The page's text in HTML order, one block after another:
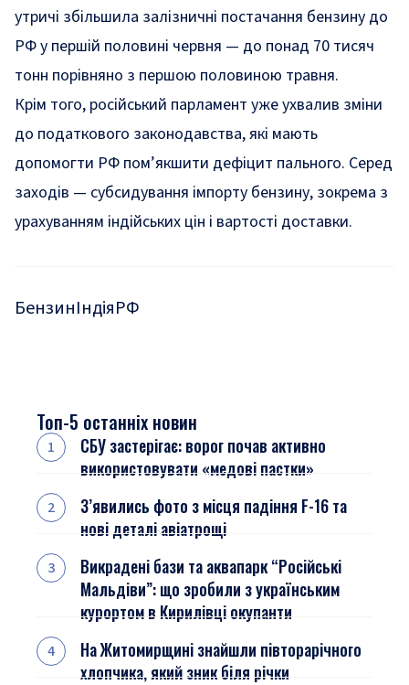
утричі збільшила залізничні постачання бензину до
РФ у першій половині червня — до понад 70 тисяч
тонн порівняно з першою половиною травня.
Крім того, російський парламент уже ухвалив зміни
до податкового законодавства, які мають
допомогти РФ пом’якшити дефіцит пального. Серед
заходів — субсидування імпорту бензину, зокрема з
урахуванням індійських цін і вартості доставки.
БензинІндіяРФ
Топ-5 останніх новин
СБУ застерігає: ворог почав активно
використовувати «медові пастки»
З’явились фото з місця падіння F-16 та
нові деталі авіатрощі
Викрадені бази та аквапарк “Російські
Мальдіви”: що зробили з українським
курортом в Кирилівці окупанти
На Житомирщині знайшли півторарічного
хлопчика, який зник біля річки